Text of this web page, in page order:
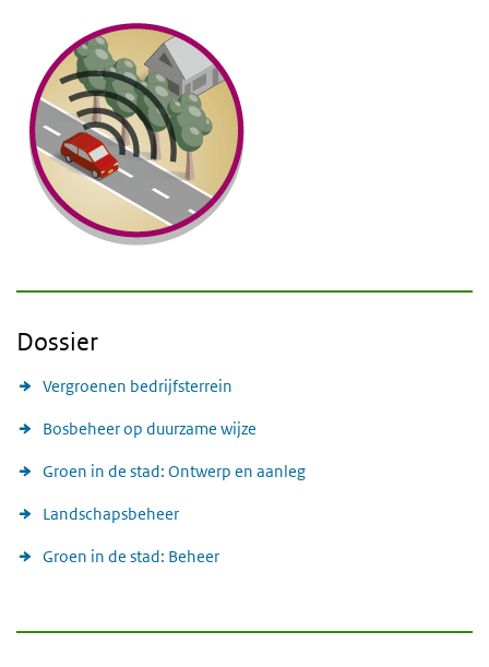
Dossier
Vergroenen bedrijfsterrein
Bosbeheer op duurzame wijze
Groen in de stad: Ontwerp en aanleg
Landschapsbeheer
Groen in de stad: Beheer